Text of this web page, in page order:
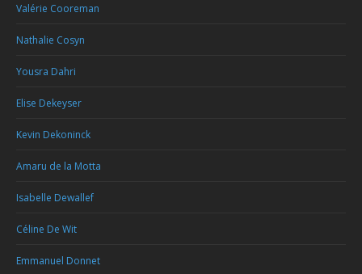
Valérie Cooreman
Nathalie Cosyn
Yousra Dahri
Elise Dekeyser
Kevin Dekoninck
Amaru de la Motta
Isabelle Dewallef
Céline De Wit
Emmanuel Donnet